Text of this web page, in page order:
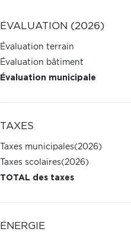
ÉVALUATION (2026)
Évaluation terrain
Évaluation bâtiment
Évaluation municipale
TAXES
Taxes municipales(2026)
Taxes scolaires(2026)
TOTAL des taxes
ÉNERGIE